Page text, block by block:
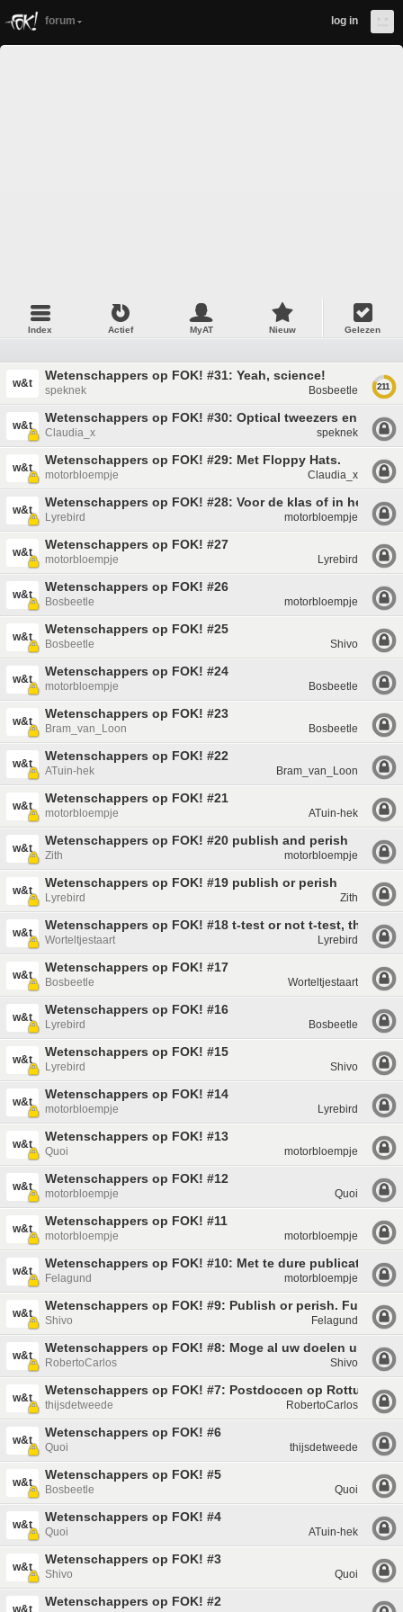
forum log in
Index Actief MyAT Nieuw Gelezen
w&t
Wetenschappers op FOK! #31: Yeah, science!
speknek Bosbeetle 211
w&t
Wetenschappers op FOK! #30: Optical tweezers en
Claudia_x speknek
w&t
Wetenschappers op FOK! #29: Met Floppy Hats.
motorbloempje Claudia_x
w&t
Wetenschappers op FOK! #28: Voor de klas of in het lab?
Lyrebird motorbloempje
w&t
Wetenschappers op FOK! #27
motorbloempje Lyrebird
w&t
Wetenschappers op FOK! #26
Bosbeetle motorbloempje
w&t
Wetenschappers op FOK! #25
Bosbeetle Shivo
w&t
Wetenschappers op FOK! #24
motorbloempje Bosbeetle
w&t
Wetenschappers op FOK! #23
Bram_van_Loon Bosbeetle
w&t
Wetenschappers op FOK! #22
ATuin-hek Bram_van_Loon
w&t
Wetenschappers op FOK! #21
motorbloempje ATuin-hek
w&t
Wetenschappers op FOK! #20 publish and perish
Zith motorbloempje
w&t
Wetenschappers op FOK! #19 publish or perish
Lyrebird Zith
w&t
Wetenschappers op FOK! #18 t-test or not t-test, that is
Worteltjestaart Lyrebird
w&t
Wetenschappers op FOK! #17
Bosbeetle Worteltjestaart
w&t
Wetenschappers op FOK! #16
Lyrebird Bosbeetle
w&t
Wetenschappers op FOK! #15
Lyrebird Shivo
w&t
Wetenschappers op FOK! #14
motorbloempje Lyrebird
w&t
Wetenschappers op FOK! #13
Quoi motorbloempje
w&t
Wetenschappers op FOK! #12
motorbloempje Quoi
w&t
Wetenschappers op FOK! #11
motorbloempje motorbloempje
w&t
Wetenschappers op FOK! #10: Met te dure
Felagund motorbloempje
w&t
Wetenschappers op FOK! #9: Publish or perish. Funding
Shivo Felagund
w&t
Wetenschappers op FOK! #8: Moge al uw doelen
RobertoCarlos Shivo
w&t
Wetenschappers op FOK! #7: Postdoccen op
thijsdetweede RobertoCarlos
w&t
Wetenschappers op FOK! #6
Quoi thijsdetweede
w&t
Wetenschappers op FOK! #5
Bosbeetle Quoi
w&t
Wetenschappers op FOK! #4
Quoi ATuin-hek
w&t
Wetenschappers op FOK! #3
Shivo Quoi
w&t
Wetenschappers op FOK! #2